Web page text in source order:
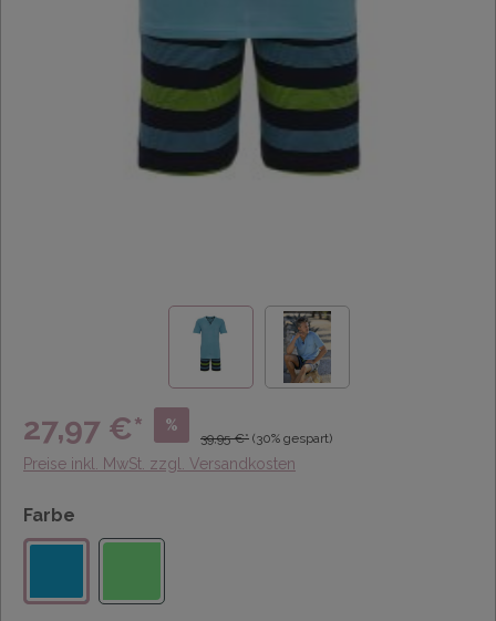
27,97 €* %
39,95 €* (30% gespart)
Preise inkl. MwSt. zzgl. Versandkosten
Farbe